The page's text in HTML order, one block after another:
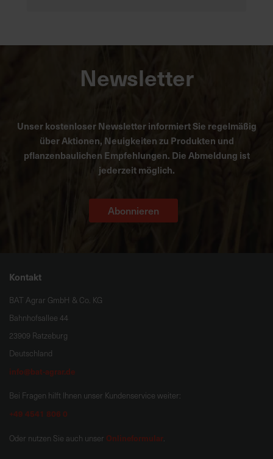
Newsletter
Unser kostenloser Newsletter informiert Sie regelmäßig
über Aktionen, Neuigkeiten zu Produkten und
pflanzenbaulichen Empfehlungen. Die Abmeldung ist
jederzeit möglich.
Abonnieren
Kontakt
BAT Agrar GmbH & Co. KG
Bahnhofsallee 44
23909 Ratzeburg
Deutschland
info@bat-agrar.de
Bei Fragen hilft Ihnen unser Kundenservice weiter:
+49 4541 806 0
Oder nutzen Sie auch unser Onlineformular.